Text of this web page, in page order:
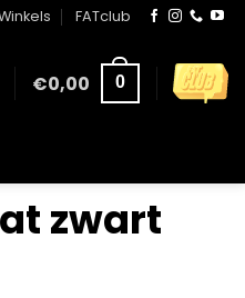
FATclub
€0,00 0
zwart